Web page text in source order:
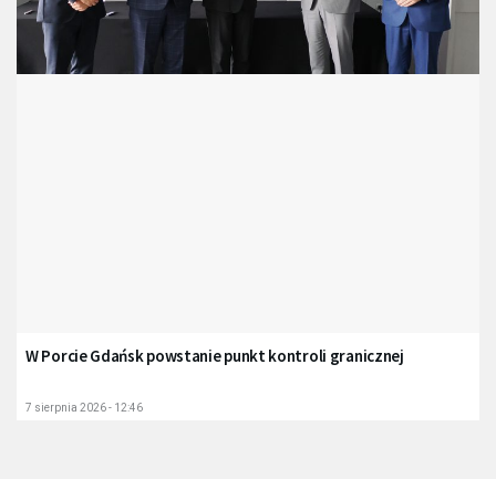
W Porcie Gdańsk powstanie punkt kontroli granicznej
7 sierpnia 2026 - 12:46